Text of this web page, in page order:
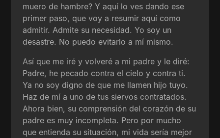
muero de hambre? Y aquí lo ves dando ese
primer paso, que voy a resumir aquí como
admitir. Admite su necesidad. Yo soy un
desastre. No puedo evitarlo a mí mismo.
Así que me iré y volveré a mi padre y le diré:
Padre, he pecado contra el cielo y contra ti.
Ya no soy digno de que me llamen hijo tuyo.
Haz de mí a uno de tus siervos contratados.
Ahora bien, su comprensión del corazón de su
padre es muy incompleta. Pero por mucho
que entienda su situación, mi vida sería mejor